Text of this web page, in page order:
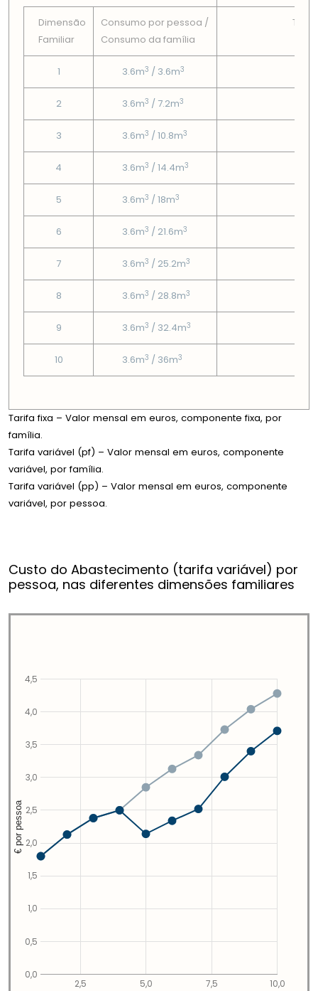
Dimensão
Familiar
Consumo por pessoa /
Consumo da famí­lia
Tarifa
1 3.6m3 / 3.6m3
2 3.6m3 / 7.2m3
3 3.6m3 / 10.8m3
4 3.6m3 / 14.4m3
5 3.6m3 / 18m3
6 3.6m3 / 21.6m3
7 3.6m3 / 25.2m3
8 3.6m3 / 28.8m3
9 3.6m3 / 32.4m3
10 3.6m3 / 36m3
Tarifa fixa – Valor mensal em euros, componente fixa, por
família.
Tarifa variável (pf) – Valor mensal em euros, componente
variável, por família.
Tarifa variável (pp) – Valor mensal em euros, componente
variável, por pessoa.
Custo do Abastecimento (tarifa variável) por
pessoa, nas diferentes dimensões familiares
2,5 5,0 7,5 10,0
0,0
0,5
1,0
1,5
2,0
2,5
3,0
3,5
4,0
4,5
€ por pessoa